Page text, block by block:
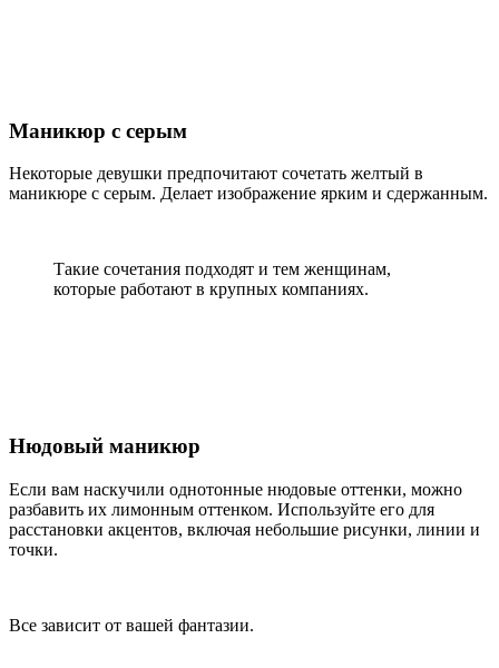
Маникюр с серым
Некоторые девушки предпочитают сочетать желтый в
маникюре с серым. Делает изображение ярким и сдержанным.
Такие сочетания подходят и тем женщинам,
которые работают в крупных компаниях.
Нюдовый маникюр
Если вам наскучили однотонные нюдовые оттенки, можно
разбавить их лимонным оттенком. Используйте его для
расстановки акцентов, включая небольшие рисунки, линии и
точки.
Все зависит от вашей фантазии.